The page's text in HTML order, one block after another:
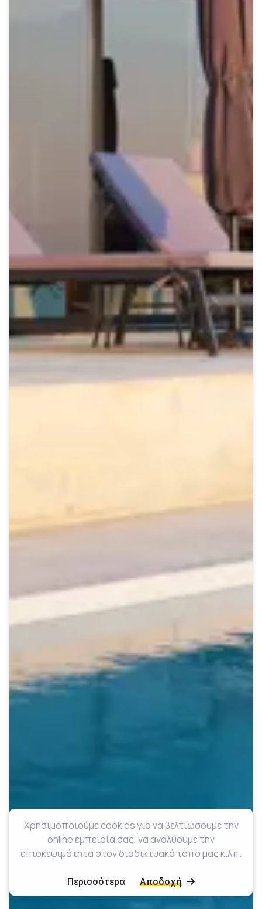
Χρησιμοποιούμε cookies για να βελτιώσουμε την
online εμπειρία σας, να αναλύουμε την
επισκεψιμότητα στον διαδικτυακό τόπο μας κ.λπ.
Περισσότερα Αποδοχή